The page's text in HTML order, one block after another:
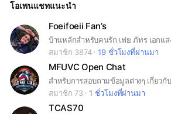
โอเพนแชทแนะนำ
Foeifoeii Fan’s
บ้านหลักสำหรับคนรัก เฟย ภัทร เอกแส
สมาชิก 3874
19 ชั่วโมงที่ผ่านมา
MFUVC Open Chat
สมาชิก 73
1 ชั่วโมงที่ผ่านมา
TCAS70